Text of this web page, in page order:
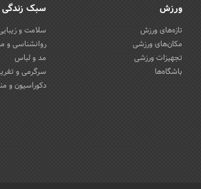
ورزش
تازه‌های ورزش
مکان‌های ورزشی
تجهیزات ورزشی
باشگاه‌ها
سبک زندگی
سلامت و
روانشناسی و
مد و لباس
سرگرمی و
دکوراسیون و